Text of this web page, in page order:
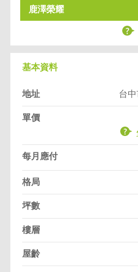
鹿澤榮耀
基本資料
地址 台
單價
每月應付
格局
坪數
樓層
屋齡